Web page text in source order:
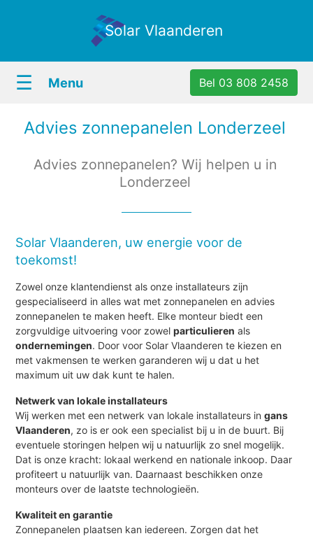
Solar Vlaanderen
☰ Menu Bel 03 808 2458
Advies zonnepanelen Londerzeel
Advies zonnepanelen? Wij helpen u in
Londerzeel
Solar Vlaanderen, uw energie voor de
toekomst!
Zowel onze klantendienst als onze installateurs zijn
gespecialiseerd in alles wat met zonnepanelen en advies
zonnepanelen te maken heeft. Elke monteur biedt een
zorgvuldige uitvoering voor zowelparticulieren als
ondernemingen. Door voor Solar Vlaanderen te kiezen en
met vakmensen te werken garanderen wij u dat u het
maximum uit uw dak kunt te halen.
Netwerk van lokale installateurs
Wij werken met een netwerk van lokale installateurs ingans
Vlaanderen, zo is er ook een specialist bij u in de buurt. Bij
eventuele storingen helpen wij u natuurlijk zo snel mogelijk.
Dat is onze kracht: lokaal werkend en nationale inkoop. Daar
profiteert u natuurlijk van. Daarnaast beschikken onze
monteurs over de laatste technologieën.
Kwaliteit en garantie
Zonnepanelen plaatsen kan iedereen. Zorgen dat het